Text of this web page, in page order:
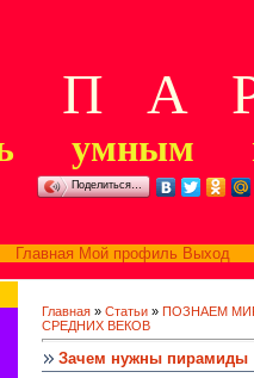
А Р
умным
Поделиться…
Главная Мой профиль Выход
Главная » Статьи » ПОЗНАЕМ
СРЕДНИХ ВЕКОВ
Зачем нужны пирамиды